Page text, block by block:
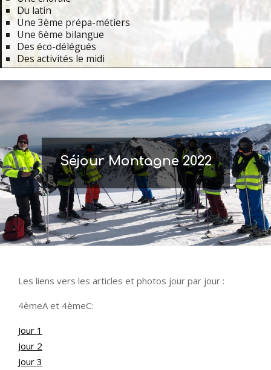
Du latin
Une 3ème prépa-métiers
Une 6ème bilangue
Des éco-délégués
Des activités le midi
Séjour Montagne 2022
Les liens vers les articles et photos jour par jour :
4èmeA et 4èmeC:
Jour 1
Jour 2
Jour 3